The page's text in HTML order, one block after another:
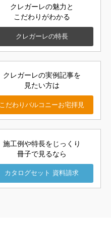
クレガーレの魅力と
こだわりがわかる
クレガーレの特長
クレガーレの実例記事を
見たい方は
こだわりバルコニーお宅拝見
施工例や特長をじっくり
冊子で見るなら
カタログセット 資料請求